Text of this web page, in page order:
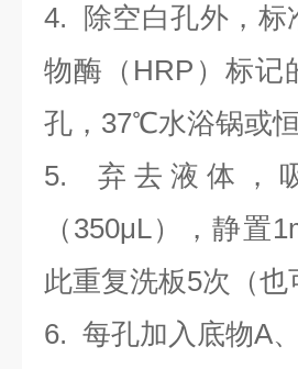
4.
除空白孔外，
物酶（HRP）标记
孔，37℃水浴锅或
5. 弃去液体，
（350μL）
，静置
此重复洗板5次（
6. 每孔加入底物A